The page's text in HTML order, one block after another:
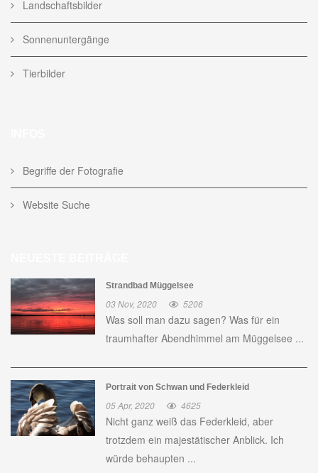
Landschaftsbilder
Sonnenuntergänge
Tierbilder
Begriffe der Fotografie
Website Suche
Strandbad Müggelsee
03 Nov, 2020 5206
Was soll man dazu sagen? Was für ein
traumhafter Abendhimmel am Müggelsee ...
Portrait von Schwan und Federkleid
05 Apr, 2020 4625
Nicht ganz weiß das Federkleid, aber
trotzdem ein majestätischer Anblick. Ich
würde behaupten ...